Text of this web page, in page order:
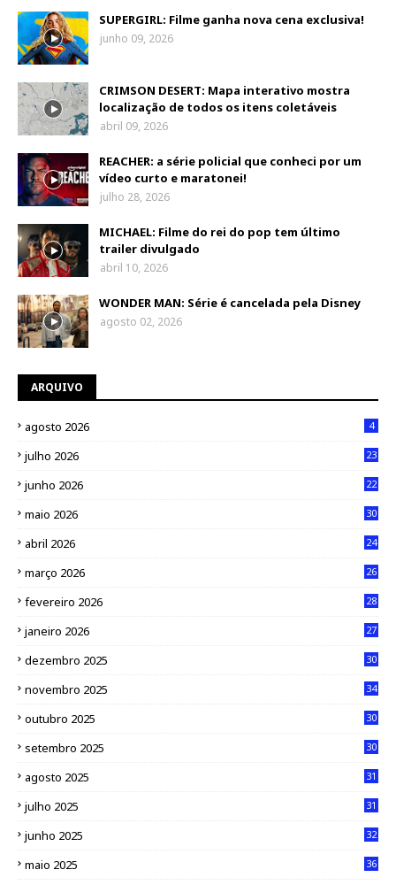
SUPERGIRL: Filme ganha nova cena exclusiva!
junho 09, 2026
CRIMSON DESERT: Mapa interativo mostra
localização de todos os itens coletáveis
abril 09, 2026
REACHER: a série policial que conheci por um
vídeo curto e maratonei!
julho 28, 2026
MICHAEL: Filme do rei do pop tem último
trailer divulgado
abril 10, 2026
WONDER MAN: Série é cancelada pela Disney
agosto 02, 2026
ARQUIVO
agosto 2026 4
julho 2026 23
junho 2026 22
maio 2026 30
abril 2026 24
março 2026 26
fevereiro 2026 28
janeiro 2026 27
dezembro 2025 30
novembro 2025 34
outubro 2025 30
setembro 2025 30
agosto 2025 31
julho 2025 31
junho 2025 32
maio 2025 36